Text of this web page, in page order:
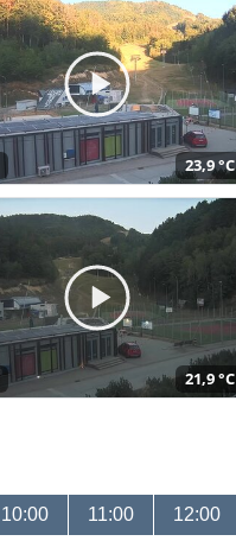
23,9 °C
21,9 °C
10:00 11:00 12:00